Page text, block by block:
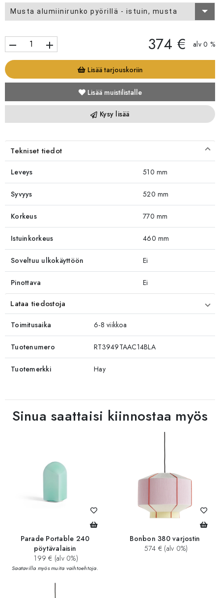
Musta alumiinirunko pyörillä - istuin, musta
remove add 374 € alv 0 %
Lisää tarjouskoriin
Lisää muistilistalle
Kysy lisää
Tekniset tiedot
Leveys 510 mm
Syvyys 520 mm
Korkeus 770 mm
Istuinkorkeus 460 mm
Soveltuu ulkokäyttöön Ei
Pinottava Ei
Lataa tiedostoja
Toimitusaika 6-8 viikkoa
Tuotenumero RT3949TAAC14BLA
Tuotemerkki Hay
Sinua saattaisi kiinnostaa myös
Parade Portable 240
pöytävalaisin
199 € (alv 0%)
Saatavilla myös muita vaihtoehtoja.
Bonbon 380 varjostin
574 € (alv 0%)